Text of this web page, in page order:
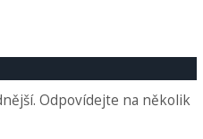
Odpovídejte na několik